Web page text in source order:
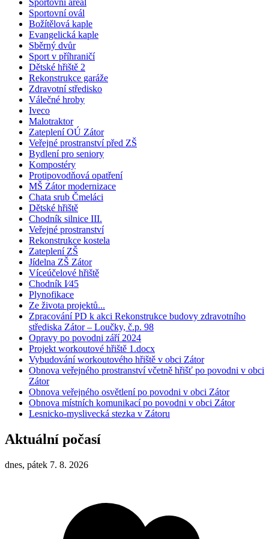
Sportovní ovál
Božítělová kaple
Evangelická kaple
Sběrný dvůr
Sport v příhraničí
Dětské hřiště 2
Rekonstrukce garáže
Zdravotní středisko
Válečné hroby
Iveco
Malotraktor
Zateplení OÚ Zátor
Veřejné prostranství před ZŠ
Bydlení pro seniory
Kompostéry
Protipovodňová opatření
MŠ Zátor modernizace
Chata srub Čmeláci
Dětské hřiště
Chodník silnice III.
Veřejné prostranství
Rekonstrukce kostela
Zateplení ZŠ
Jídelna ZŠ Zátor
Víceúčelové hřiště
Chodník I⁄45
Plynofikace
Ze života projektů...
Zpracování PD k akci Rekonstrukce budovy zdravotního
střediska Zátor – Loučky, č.p. 98
Opravy po povodni září 2024
Projekt workoutové hřiště 1.docx
Vybudování workoutového hřiště v obci Zátor
Obnova veřejného prostranství včetně hřišť po povodni v obci
Zátor
Obnova veřejného osvětlení po povodni v obci Zátor
Obnova místních komunikací po povodni v obci Zátor
Lesnicko-myslivecká stezka v Zátoru
Aktuální počasí
dnes, pátek 7. 8. 2026